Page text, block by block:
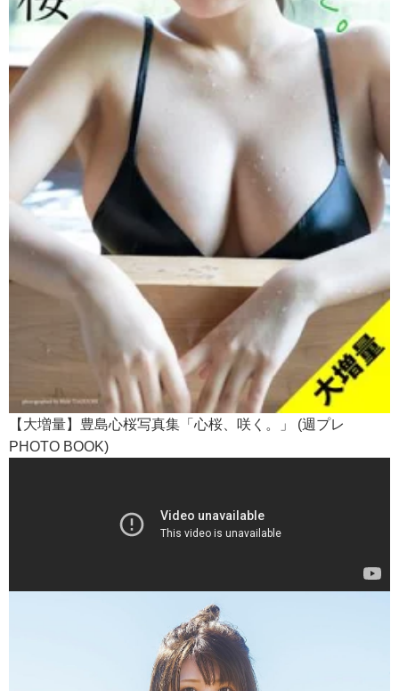
【大増量】豊島心桜写真集「心桜、咲く。」 (週プレ
PHOTO BOOK)